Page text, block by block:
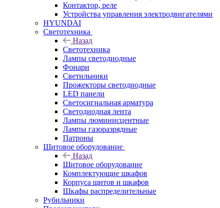
Контактор, реле
Устройства управления электродвигателями
HYUNDAI
Светотехника
Назад
Светотехника
Лампы светодиодные
Фонари
Светильники
Прожекторы светодиодные
LED панели
Светосигнальная арматура
Светодиодная лента
Лампы люминисцентные
Лампы газоразрядные
Патроны
Щитовое оборудование
Назад
Щитовое оборудование
Комплектующие шкафов
Корпуса щитов и шкафов
Шкафы распределительные
Рубильники